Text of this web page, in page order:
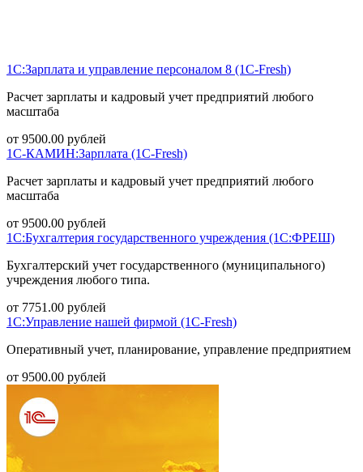
1С:Зарплата и управление персоналом 8 (1С-Fresh)
Расчет зарплаты и кадровый учет предприятий любого
масштаба
от 9500.00 рублей
1С-КАМИН:Зарплата (1С-Fresh)
Расчет зарплаты и кадровый учет предприятий любого
масштаба
от 9500.00 рублей
1С:Бухгалтерия государственного учреждения (1С:ФРЕШ)
Бухгалтерский учет государственного (муниципального)
учреждения любого типа.
от 7751.00 рублей
1С:Управление нашей фирмой (1С-Fresh)
Оперативный учет, планирование, управление предприятием
от 9500.00 рублей